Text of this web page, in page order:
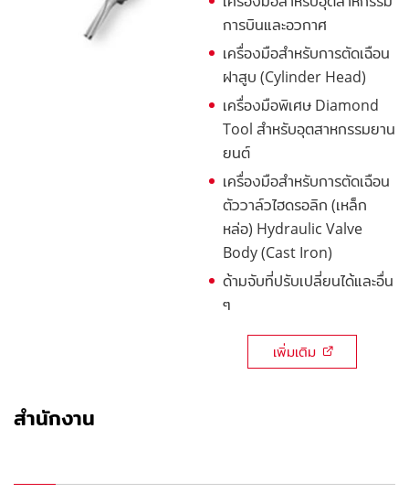
การบินและอวกาศ
เครื่องมือสำหรับการตัดเฉือน
ฝาสูบ (Cylinder Head)
เครื่องมือพิเศษ Diamond
Tool สำหรับอุตสาหกรรมยาน
ยนต์
เครื่องมือสำหรับการตัดเฉือน
ตัววาล์วไฮดรอลิก (เหล็ก
หล่อ) Hydraulic Valve
Body (Cast Iron)
ด้ามจับที่ปรับเปลี่ยนได้และอื่น
ๆ
เพิ่มเติม
สำนักงาน